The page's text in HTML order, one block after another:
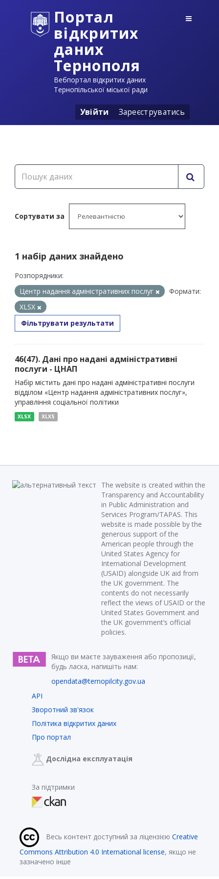
Портал
відкритих
даних
Тернополя
Вебпортал відкритих даних
Тернопільської міської ради
Увійти Зареєструватись
Сортувати за
1 набір даних знайдено
Розпорядники:
Центр надання адміністративних послуг
Формати:
XLSX
Фільтрувати результати
46(47). Дані про надані адміністративні
послуги - ЦНАП
Набір містить дані про надані адміністративні послуги
відділом «Центр надання адміністративних послуг»,
управління соціальної політики
XLSX XLXS
The website is created within the
Transparency and Accountability
in Public Administration and
Services Program/TAPAS. This
website is made possible by the
generous support of the
American people through the
United States Agency for
International Development
(USAID) alongside UK aid from
the UK government. The
contents do not necessarily
reflect the views of USAID or the
United States Government and
the UK government’s official
policies.
Якщо ви маєте зауваження або пропозиції,
будь ласка, напишіть нам:
opendata@ternopilcity.gov.ua
API
Зворотний зв'язок
Політика відкритих даних
Про портал
Дослідна експлуатація
За підтримки
Весь контент доступний за ліцензією Creative
Commons Attribution 4.0 International license, якщо не
зазначено інше